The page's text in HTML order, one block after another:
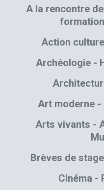
A la rencontre
Action
Archéologie -
Art moderne
Arts vivants -
Brèves de
Cinéma -